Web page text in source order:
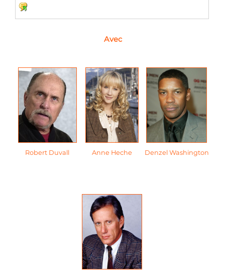
Avec
Robert Duvall Anne Heche Denzel Washington